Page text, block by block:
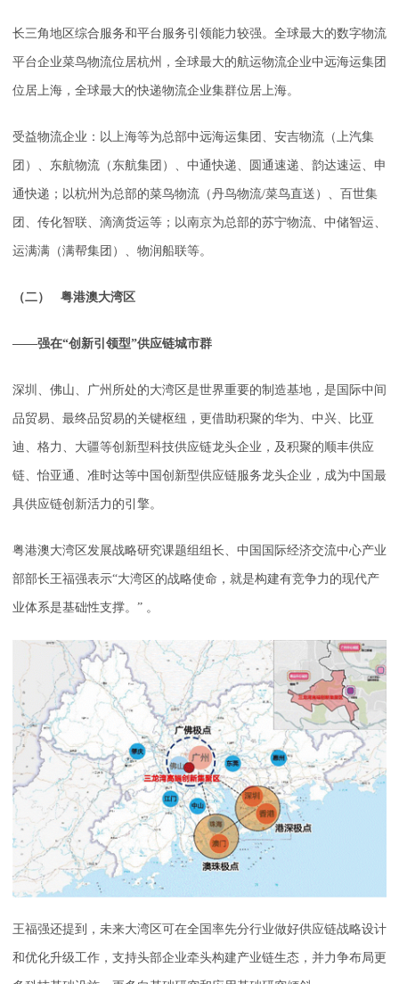
长三角地区综合服务和平台服务引领能力较强。全球最大的数字物流
平台企业菜鸟物流位居杭州，全球最大的航运物流企业中远海运集团
位居上海，全球最大的快递物流企业集群位居上海。
受益物流企业：以上海等为总部中远海运集团、安吉物流（上汽集
团）、东航物流（东航集团）、中通快递、圆通速递、韵达速运、申
通快递；以杭州为总部的菜鸟物流（丹鸟物流/菜鸟直送）、百世集
团、传化智联、滴滴货运等；以南京为总部的苏宁物流、中储智运、
运满满（满帮集团）、物润船联等。
（二） 粤港澳大湾区
——强在“创新引领型”供应链城市群
深圳、佛山、广州所处的大湾区是世界重要的制造基地，是国际中间
品贸易、最终品贸易的关键枢纽，更借助积聚的华为、中兴、比亚
迪、格力、大疆等创新型科技供应链龙头企业，及积聚的顺丰供应
链、怡亚通、准时达等中国创新型供应链服务龙头企业，成为中国最
具供应链创新活力的引擎。
粤港澳大湾区发展战略研究课题组组长、中国国际经济交流中心产业
部部长王福强表示“大湾区的战略使命，就是构建有竞争力的现代产
业体系是基础性支撑。” 。
王福强还提到，未来大湾区可在全国率先分行业做好供应链战略设计
和优化升级工作，支持头部企业牵头构建产业链生态，并力争布局更